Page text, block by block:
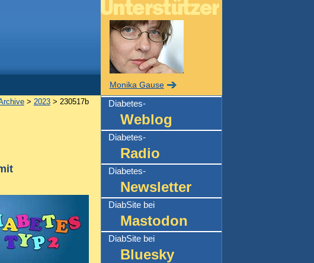
> 2023> 230517b
Monika Gause
Diabetes-
Weblog
Diabetes-
Radio
Diabetes-
Newsletter
DiabSite bei
Mastodon
DiabSite bei
Bluesky